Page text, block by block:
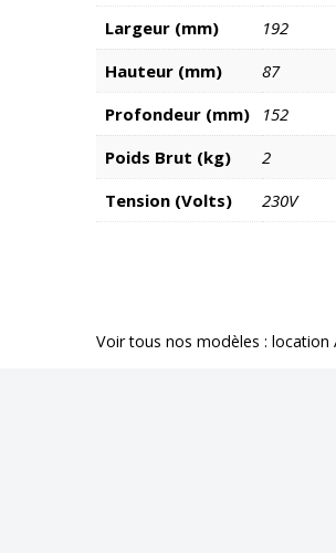
Largeur (mm)
192
Hauteur (mm)
87
Profondeur (mm)
152
Poids Brut (kg)
2
Tension (Volts)
230V
Voir tous nos modèles : location